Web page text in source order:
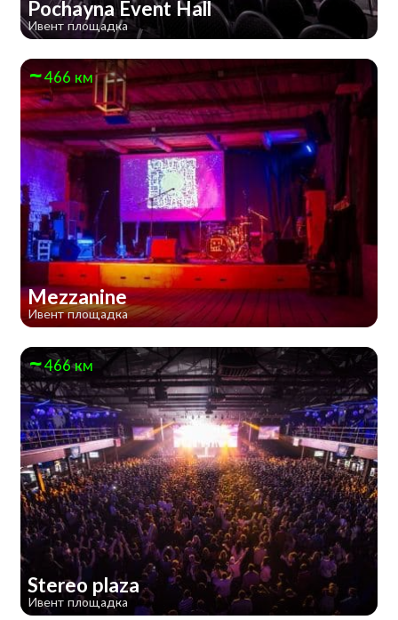
Pochayna Event Hall
Ивент площадка
466 км
Mezzanine
Ивент площадка
466 км
Stereo plaza
Ивент площадка